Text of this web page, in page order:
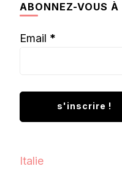
ABONNEZ-VOUS
Email *
Italie